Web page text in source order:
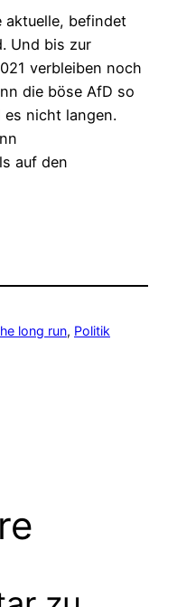
aktuelle, befindet
Und bis zur
verbleiben noch
die böse AfD so
nicht langen.
auf den
long run, Politik